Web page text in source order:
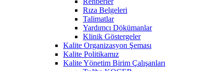
Rıza Belgeleri
Talimatlar
Yardımcı Dökümanlar
Klinik Göstergeler
Kalite Organizasyon Şeması
Kalite Politikamız
Kalite Yönetim Birim Çalışanları